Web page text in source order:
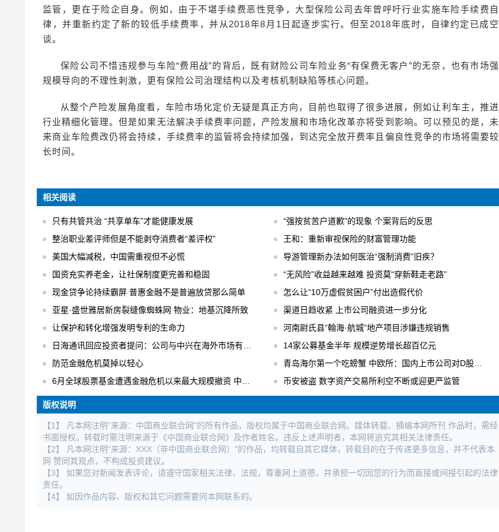
监管，更在于险企自身。例如，由于不堪手续费恶性竞争，大型保险公司去年曾呼吁行业实施车险手续费自
律，并重新约定了新的较低手续费率，并从2018年8月1日起逐步实行。但至2018年底时，自律约定已成空
谈。
保险公司不惜违规参与车险“费用战”的背后，既有财险公司车险业务“有保费无客户”的无奈，也有市场强
规模导向的不理性刺激，更有保险公司治理结构以及考核机制缺陷等核心问题。
从整个产险发展角度看，车险市场化定价无疑是真正方向，目前也取得了很多进展，例如让利车主，推进
行业精细化管理。但是如果无法解决手续费率问题，产险发展和市场化改革亦将受到影响。可以预见的是，未
来商业车险费改仍将会持续，手续费率的监管将会持续加强，到达完全放开费率且偏良性竞争的市场将需要较
长时间。
相关阅读
只有共管共治 “共享单车”才能健康发展
“强按贫苦户道歉”的现象 个案背后的反思
整治职业差评师但是不能剥夺消费者“差评权”
王和：重新审视保险的财富管理功能
美国大幅减税，中国需重视但不必慌
导游管理新办法如何医治“强制消费”旧疾？
国资充实养老金，让社保制度更完善和稳固
“无风险”收益越来越难 投资莫“穿新鞋走老路”
现金贷争论持续霸屏 普惠金融不是普遍放贷那么简单
怎么让“10万虚假贫困户”付出造假代价
亚星·盛世雅居新房裂缝像蜘蛛网 物业：地基沉降所致
渠道日趋收紧 上市公司融资进一步分化
让保护和转化增强发明专利的生命力
河南尉氏县“翰海·航城”地产项目涉嫌违规销售
日海通讯回应投资者提问：公司与中兴在海外市场有合作
14家公募基金半年 规模逆势增长超百亿元
防范金融危机莫掉以轻心
青岛海尔第一个吃螃蟹 中欧所：国内上市公司对D股关注度逐步升温
6月全球股票基金遭遇金融危机以来最大规模撤资 中国不减反增
币安被盗 数字资产交易所利空不断或迎更严监管
版权说明
【1】 凡本网注明"来源：中国商业联合网"的所有作品，版权均属于中国商业联合网。媒体转载、摘编本网所刊 作品时，需经
书面授权。转载时需注明来源于《中国商业联合网》及作者姓名。违反上述声明者，本网将追究其相关法律责任。
【2】 凡本网注明"来源：XXX（非中国商业联合网）"的作品，均转载自其它媒体，转载目的在于传递更多信息，并不代表本
网 赞同其观点，不构成投资建议。
【3】 如果您对新闻发表评论，请遵守国家相关法律、法规，尊重网上道德，并承担一切因您的行为而直接或间接引起的法律
责任。
【4】 如因作品内容、版权和其它问题需要同本网联系的。